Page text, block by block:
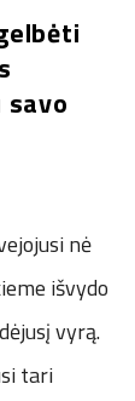
nė
išvydo
vyrą.
tari